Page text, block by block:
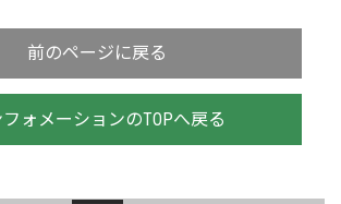
前のページに戻る
ォメーションのTOPへ戻る